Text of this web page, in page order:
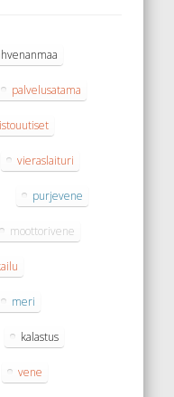
palvelusatama
vieraslaituri
purjevene
moottorivene
meri
kalastus
vene